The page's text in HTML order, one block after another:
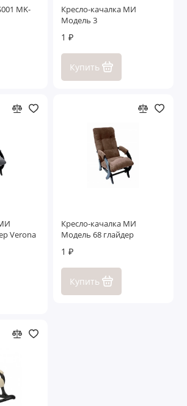
MK-
Кресло-качалка МИ
Модель 3
1 ₽
Купить
Кресло-качалка МИ
Модель 68 глайдер
1 ₽
Купить